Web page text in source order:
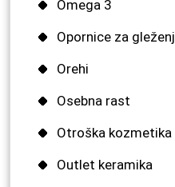
Omega 3
Opornice za gleženj
Orehi
Osebna rast
Otroška kozmetika
Outlet keramika